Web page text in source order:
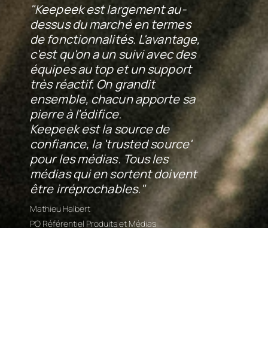
"Keepeek est largement au-
dessus du marché en termes
de fonctionnalités. L'avantage,
c'est qu'on a un suivi avec des
équipes au top et un support
très réactif. On grandit
ensemble, chacun apporte sa
pierre à l'édifice.
Keepeek est la source de
confiance, la 'trusted source'
pour les médias. Tous les
médias qui en sortent doivent
être irréprochables."
Mathieu Halbert
PO Référentiel Produits et Médias